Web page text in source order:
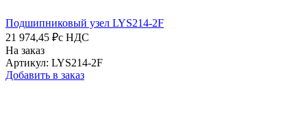
Подшипниковый узел LYS214-2F
21 974,45 ₽с НДС
На заказ
Артикул: LYS214-2F
Добавить в заказ